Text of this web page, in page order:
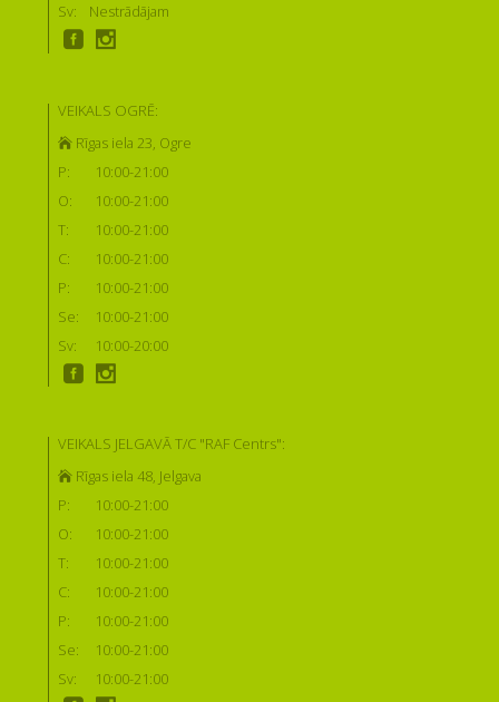
Sv:
Nestrādājam
VEIKALS OGRĒ:
Rīgas iela 23, Ogre
P:
10:00-21:00
O:
10:00-21:00
T:
10:00-21:00
C:
10:00-21:00
P:
10:00-21:00
Se:
10:00-21:00
Sv:
10:00-20:00
VEIKALS JELGAVĀ T/C "RAF Centrs":
Rīgas iela 48, Jelgava
P:
10:00-21:00
O:
10:00-21:00
T:
10:00-21:00
C:
10:00-21:00
P:
10:00-21:00
Se:
10:00-21:00
Sv:
10:00-21:00